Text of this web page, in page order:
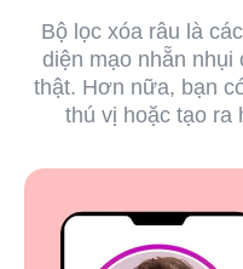
Bộ lọc xóa râu là
diện mạo nhẵn nhụi
thật. Hơn nữa, bạn
thú vị hoặc tạo ra